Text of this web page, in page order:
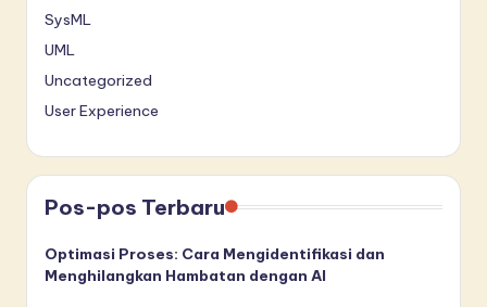
SysML
UML
Uncategorized
User Experience
Pos-pos Terbaru
Optimasi Proses: Cara Mengidentifikasi dan
Menghilangkan Hambatan dengan AI